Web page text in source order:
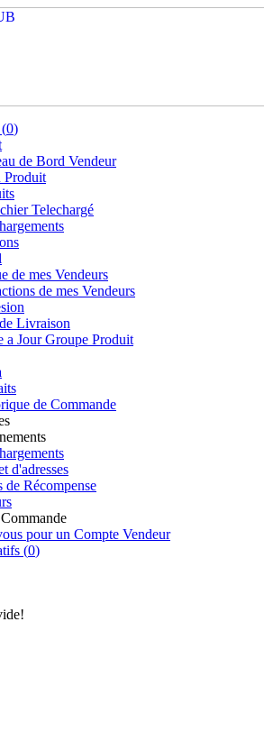
0)
de Bord Vendeur
Produit
Telechargé
de mes Vendeurs
de mes Vendeurs
Livraison
a Jour Groupe Produit
de Commande
d'adresses
de Récompense
pour un Compte Vendeur
(0)